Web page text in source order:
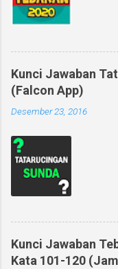
Kunci Jawaban
(Falcon App)
Desember 23, 2016
Kunci Jawaban
Kata 101-120